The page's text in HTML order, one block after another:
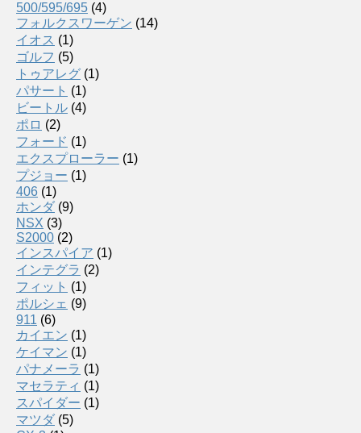
500/595/695 (4)
フォルクスワーゲン (14)
イオス (1)
ゴルフ (5)
トゥアレグ (1)
パサート (1)
ビートル (4)
ポロ (2)
フォード (1)
エクスプローラー (1)
プジョー (1)
406 (1)
ホンダ (9)
NSX (3)
S2000 (2)
インスパイア (1)
インテグラ (2)
フィット (1)
ポルシェ (9)
911 (6)
カイエン (1)
ケイマン (1)
パナメーラ (1)
マセラティ (1)
スパイダー (1)
マツダ (5)